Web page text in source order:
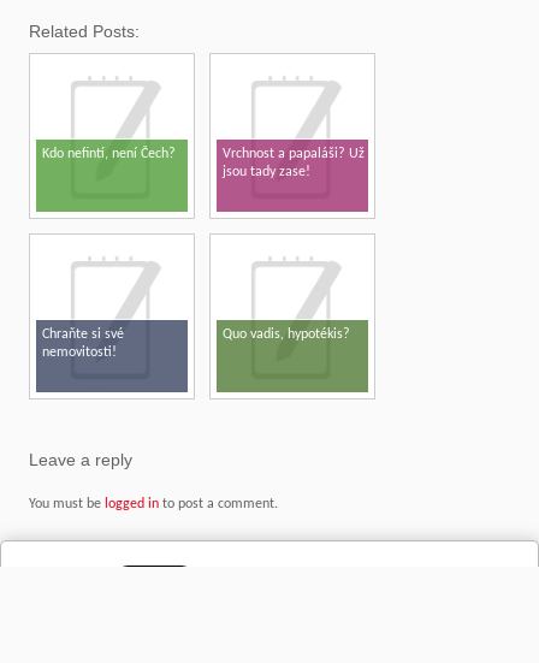
Related Posts:
Kdo nefintí, není Čech?
Vrchnost a papaláši? Už
jsou tady zase!
Chraňte si své
nemovitosti!
Quo vadis, hypotékis?
Leave a reply
You must be logged into post a comment.